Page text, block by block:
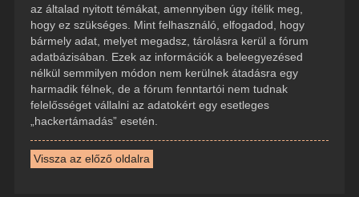
az általad nyitott témákat, amennyiben úgy ítélik meg,
hogy ez szükséges. Mint felhasználó, elfogadod, hogy
bármely adat, melyet megadsz, tárolásra kerül a fórum
adatbázisában. Ezek az információk a beleegyezésed
nélkül semmilyen módon nem kerülnek átadásra egy
harmadik félnek, de a fórum fenntartói nem tudnak
felelősséget vállalni az adatokért egy esetleges
„hackertámadás” esetén.
Vissza az előző oldalra